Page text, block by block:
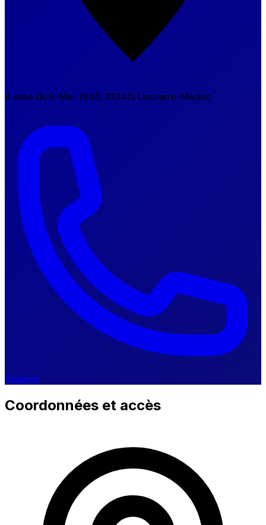
4 allée du 8-Mai-1945, 33340, Lesparre-Médoc
Appeler
Coordonnées et accès